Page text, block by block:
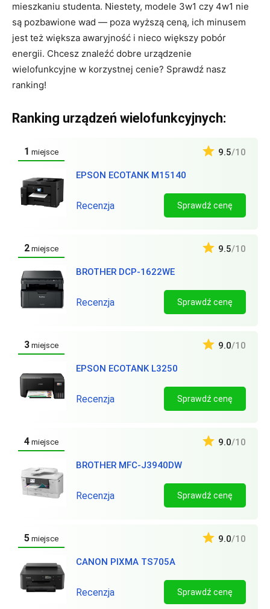
mieszkaniu studenta. Niestety, modele 3w1 czy 4w1 nie
są pozbawione wad — poza wyższą ceną, ich minusem
jest też większa awaryjność i nieco większy pobór
energii. Chcesz znaleźć dobre urządzenie
wielofunkcyjne w korzystnej cenie? Sprawdź nasz
ranking!
Ranking urządzeń wielofunkcyjnych:
1 miejsce
EPSON ECOTANK M15140
9.5/10
Recenzja Sprawdź cenę
2 miejsce
BROTHER DCP-1622WE
9.5/10
Recenzja Sprawdź cenę
3 miejsce
EPSON ECOTANK L3250
9.0/10
Recenzja Sprawdź cenę
4 miejsce
BROTHER MFC-J3940DW
9.0/10
Recenzja Sprawdź cenę
5 miejsce
CANON PIXMA TS705A
9.0/10
Recenzja Sprawdź cenę